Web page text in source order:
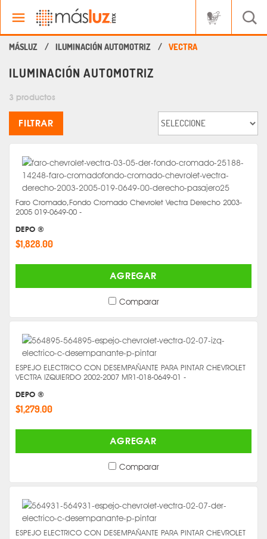
ILUMINACIÓN AUTOMOTRIZ VECTRA
ILUMINACIÓN AUTOMOTRIZ
3 productos
FILTRAR
Faro Cromado,Fondo Cromado Chevrolet Vectra Derecho 2003-
2005 019-0649-00 -
DEPO ®
$1,828.00
AGREGAR
Comparar
ESPEJO ELECTRICO CON DESEMPAÑANTE PARA PINTAR CHEVROLET
VECTRA IZQUIERDO 2002-2007 MR1-018-0649-01 -
DEPO ®
$1,279.00
AGREGAR
Comparar
ESPEJO ELECTRICO CON DESEMPAÑANTE PARA PINTAR CHEVROLET